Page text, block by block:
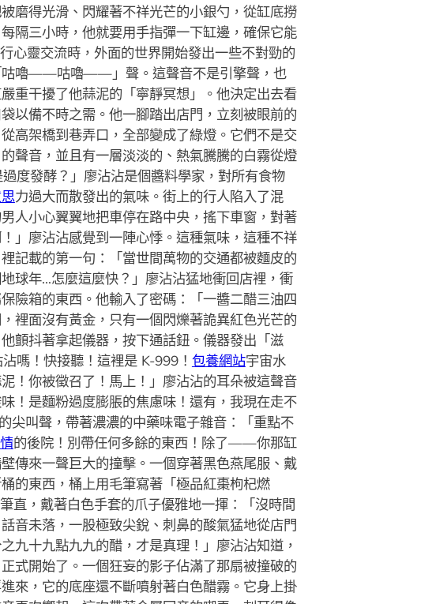
磨得光滑、閃耀著不祥光芒的小銀勺，從缸底撈
隔三小時，他就要用手指彈一下缸邊，確保它能
心靈交流時，外面的世界開始發出一些不對勁的
咕嚕——咕嚕——」聲。這聲音不是引擎聲，也
重干擾了他蒜泥的「寧靜冥想」。他決定出去看
以備不時之需。他一腳踏出店門，立刻被眼前的
高架橋到巷弄口，全部變成了綠燈。它們不是交
聲音，並且有一層淡淡的、熱氣騰騰的白霧從燈
度發酵？」廖沾沾是個醬料學家，對所有食物
力過大而散發出的氣味。街上的行人陷入了混
人小心翼翼地把車停在路中央，搖下車窗，對著
」廖沾沾感覺到一陣心悸。這種氣味，這種不祥
記載的第一句：「當世間萬物的交通都被麵皮的
球年…怎麼這麼快？」廖沾沾猛地衝回店裡，衝
險箱的東西。他輸入了密碼：「一醬二醋三油四
裡面沒有黃金，只有一個閃爍著詭異紅色光芒的
顫抖著拿起儀器，按下通話鈕。儀器發出「滋
嗎！快接聽！這裡是 K-999！ 包養網站宇宙水
！你被徵召了！馬上！」廖沾沾的耳朵被這聲音
！是麵粉過度膨脹的焦慮味！還有，我現在走不
尖叫聲，帶著濃濃的中藥味電子雜音：「重點不
的後院！別帶任何多餘的東西！除了——你那缸
傳來一聲巨大的撞擊。一個穿著黑色燕尾服、戴
的東西，桶上用毛筆寫著「極品紅棗枸杞燃
，戴著白色手套的爪子優雅地一揮：「沒時間
音未落，一股極致尖銳、刺鼻的酸氣猛地從店門
九十九點九九的醋，才是真理！」廖沾沾知道，
式開始了。一個狂妄的影子佔滿了那扇被撞破的
來，它的底座還不斷噴射著白色醋霧。它身上掛